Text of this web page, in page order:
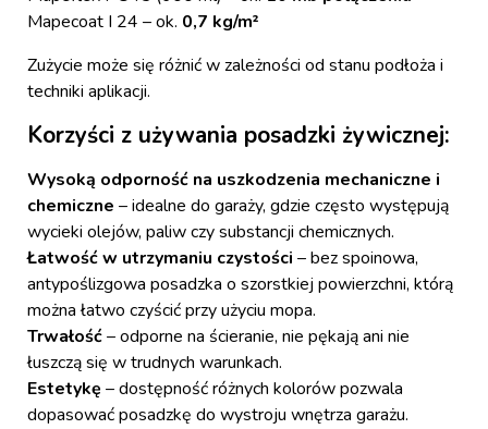
Mapecoat I 24 – ok. 0,7 kg/m²
Zużycie może się różnić w zależności od stanu podłoża i
techniki aplikacji.
Korzyści z używania posadzki żywicznej:
Wysoką odporność na uszkodzenia mechaniczne i
chemiczne – idealne do garaży, gdzie często występują
wycieki olejów, paliw czy substancji chemicznych.
Łatwość w utrzymaniu czystości – bez spoinowa,
antypoślizgowa posadzka o szorstkiej powierzchni, którą
można łatwo czyścić przy użyciu mopa.
Trwałość– odporne na ścieranie, nie pękają ani nie
łuszczą się w trudnych warunkach.
Estetykę – dostępność różnych kolorów pozwala
dopasować posadzkę do wystroju wnętrza garażu.